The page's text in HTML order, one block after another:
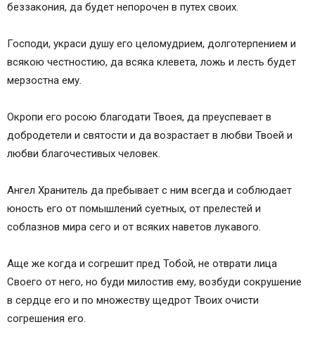
беззакония, да будет непорочен в путех своих.
Господи, украси душу его целомудрием, долготерпением и
всякою честностию, да всяка клевета, ложь и лесть будет
мерзостна ему.
Окропи его росою благодати Твоея, да преуспевает в
добродетели и святости и да возрастает в любви Твоей и
любви благочестивых человек.
Ангел Хранитель да пребывает с ним всегда и соблюдает
юность его от помышлений суетных, от прелестей и
соблазнов мира сего и от всяких наветов лукавого.
Аще же когда и согрешит пред Тобой, не отврати лица
Своего от него, но буди милостив ему, возбуди сокрушение
в сердце его и по множеству щедрот Твоих очисти
согрешения его.